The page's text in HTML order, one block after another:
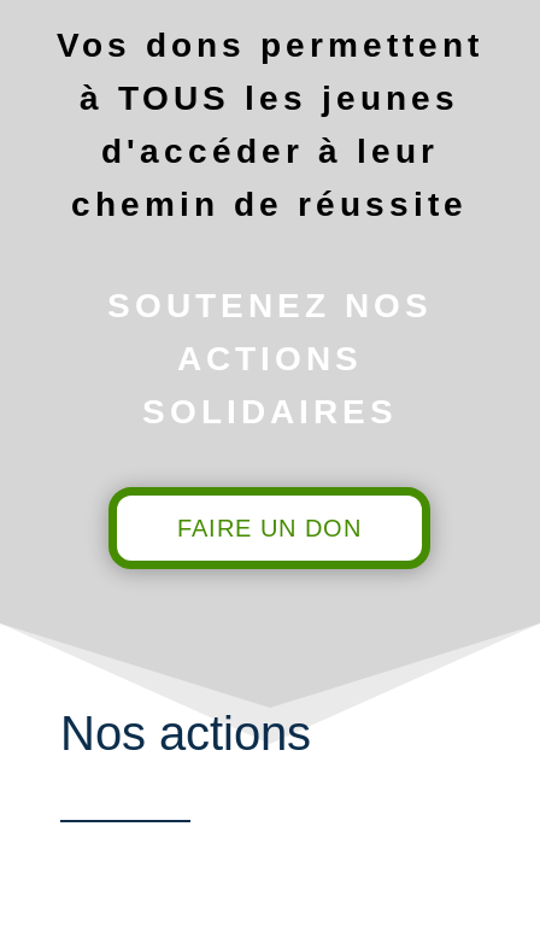
Vos dons permettent
à TOUS les jeunes
d'accéder à leur
chemin de réussite
SOUTENEZ NOS
ACTIONS
SOLIDAIRES
FAIRE UN DON
Nos actions